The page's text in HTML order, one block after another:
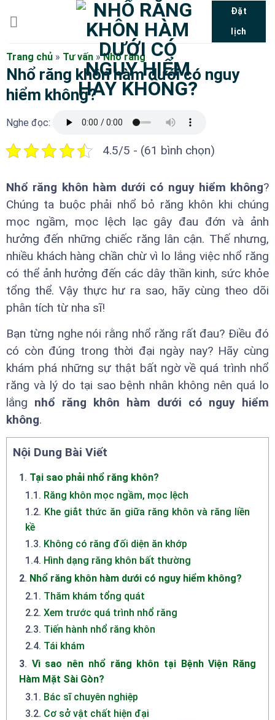
dung
Đặt
lịch
Trang chủ » Tư vấn »Nhổ răng
Nhổ răng khôn hàm dưới có nguy
hiểm không?
Nghe đọc:
4.5/5 - (61 bình chọn)
Nhổ răng khôn hàm dưới có nguy hiểm không?
Chúng ta buộc phải nhổ bỏ răng khôn khi chúng
mọc ngầm, mọc lệch lạc gây đau đớn và ảnh
hưởng đến những chiếc răng lân cận. Thế nhưng,
nhiều khách hàng chần chừ vì lo lắng việc nhổ răng
có thể ảnh hưởng đến các dây thần kinh, sức khỏe
tổng thể. Vậy thực hư ra sao, hãy cùng theo dõi
phân tích từ nha sĩ!
Bạn từng nghe nói rằng nhổ răng rất đau? Điều đó
có còn đúng trong thời đại ngày nay? Hãy cùng
khám phá những sự thật bất ngờ về quá trình nhổ
răng và lý do tại sao bệnh nhân không nên quá lo
lắng nhổ răng khôn hàm dưới có nguy hiểm
không.
Nội Dung Bài Viết
1. Tại sao phải nhổ răng khôn?
1.1 . Răng khôn mọc ngầm, mọc lệch
1.2. Khe giắt thức ăn giữa răng khôn và răng liền
kề
1.3. Không có răng đối diện ăn khớp
1.4. Hình dạng răng khôn bất thường
2. Nhổ răng khôn hàm dưới có nguy hiểm không?
2.1 . Thăm khám tổng quát
2.2. Xem trước quá trình nhổ răng
2.3. Tiến hành nhổ răng khôn
2.4. Tái khám
3. Vì sao nên nhổ răng khôn tại Bệnh Viện Răng
Hàm Mặt Sài Gòn?
3.1 . Bác sĩ chuyên nghiệp
3.2. Cơ sở vật chất hiện đại